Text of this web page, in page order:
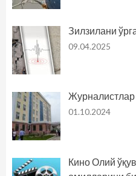
Зилзилани
09.04.2025
01.10.2024
Кино Олий